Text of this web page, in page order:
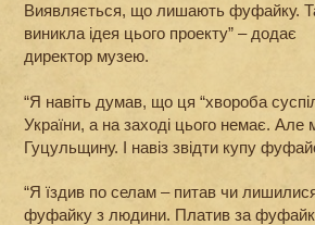
Виявляється, що лишають фуфайку.
виникла ідея цього проекту” – додає
директор музею.
“Я навіть думав, що ця “хвороба
України, а на заході цього немає. Але
Гуцульщину. І навіз звідти купу
“Я їздив по селам – питав чи
фуфайку з людини. Платив за